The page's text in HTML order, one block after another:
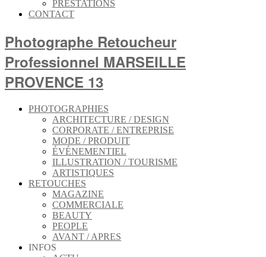
PRESTATIONS
CONTACT
Photographe Retoucheur
Professionnel MARSEILLE
PROVENCE 13
PHOTOGRAPHIES
ARCHITECTURE / DESIGN
CORPORATE / ENTREPRISE
MODE / PRODUIT
ÉVÉNEMENTIEL
ILLUSTRATION / TOURISME
ARTISTIQUES
RETOUCHES
MAGAZINE
COMMERCIALE
BEAUTY
PEOPLE
AVANT / APRES
INFOS